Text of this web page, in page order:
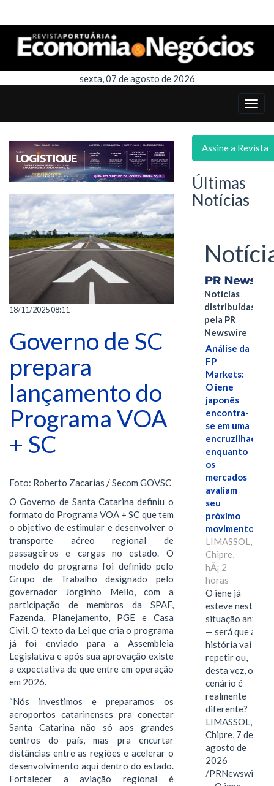
sexta, 07 de agosto de 2026
18/11/2025 08:11
Governo de SC
prepara
lançamento do
Programa VOA
+ SC
Foto: Roberto Zacarias / Secom GOVSC
O Governo de Santa Catarina definiu o
formato do Programa VOA + SC que tem
o objetivo de estimular e desenvolver o
transporte aéreo regional de
passageiros e cargas no estado. O
modelo do programa foi definido pelo
Grupo de Trabalho designado pelo
governador Jorginho Mello, com a
participação de membros da SPAF,
Fazenda, Planejamento, PGE e Casa
Civil. O texto da Lei que cria o programa
já foi enviado para a Assembleia
Legislativa e após sua aprovação existe
a expectativa de que entre em operação
em 2026.
“Nós investimos e preparamos os
aeroportos catarinenses pra conectar
Santa Catarina não só aos grandes
centros do país, mas pra encurtar
distâncias entre as regiões e acelerar o
desenvolvimento aqui dentro do estado.
Fortalecer a aviação regional é
Assine a Revista
Últimas
Notícias
Notícias
distribuídas
pela PR
Newswire
Análise da
FP
Markets:
O iene
japonês
encontra-
se em uma
encruzilhada
enquanto
os
mercados
avaliam
seu
próximo
movimento.
LIMASSOL,
Chipre,
hÃ¡ 2
horas
O iene já
esteve nesta
situação antes
— será que a
história vai se
repetir ou,
desta vez, o
cenário é
realmente
diferente?
LIMASSOL,
Chipre, 7 de
agosto de
2026
/PRNewswire/